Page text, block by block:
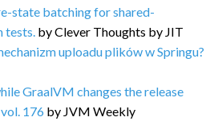
state batching for shared-
byClever Thoughts by JIT
uploadu plików w Springu?
GraalVM changes the release
176 by JVM Weekly